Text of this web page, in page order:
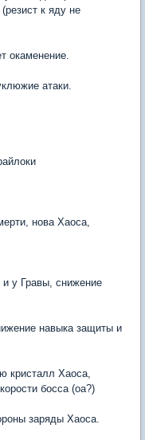
к яду не
окаменение.
атаки.
нова Хаоса,
и у Гравы, снижение
навыка защиты и
кристалл Хаоса,
босса (оа?)
заряды Хаоса.